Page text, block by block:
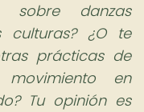
danzas
culturas? ¿O te
prácticas de
en
Tu opinión es